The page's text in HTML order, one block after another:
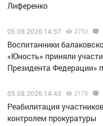
Лиференко
05.08.2026 14:57 2753
Воспитанники
«Юность» приняли
Президента Федерации»
05.08.2026 14:43 2178
Реабилитация
контролем прокуратуры